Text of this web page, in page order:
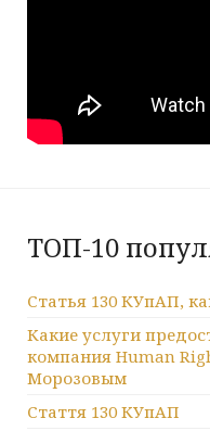
ТОП-10
Статья 130 КУпАП,
Какие услуги
компания Human
Морозовым
Стаття 130 КУпАП